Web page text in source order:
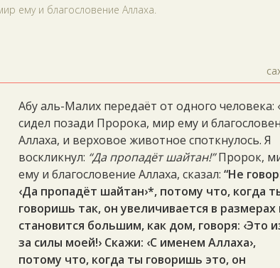
ему и благословение Аллаха.
Абу аль-Малих передаёт от одного человека:
сидел позади Пророка, мир ему и
Аллаха, и верховое животное споткнулось. Я
воскликнул: “Да пропадёт шайтан!”Пророк,
ему и благословение Аллаха, сказал:“Не
‹Да пропадёт шайтан›*, потому что, когда
говоришь так, он увеличивается в размерах
становится большим, как дом, говоря: ‹Это
за силы моей!› Скажи: ‹С именем Аллаха›,
потому что, когда ты говоришь это, он